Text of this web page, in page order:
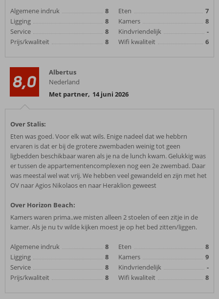
Algemene indruk
8
Ligging
8
Service
8
Prijs/kwaliteit
8
Eten
7
Kamers
8
Kindvriendelijk
-
Wifi kwaliteit
6
8,0
Albertus
Nederland
Met partner, 14 juni 2026
Over Stalis:
Eten was goed. Voor elk wat wils. Enige nadeel dat we hebbrn
ervaren is dat er bij de grotere zwembaden weinig tot geen
ligbedden beschikbaar waren als je na de lunch kwam. Gelukkig was
er tussen de appartementencomplexen nog een 2e zwembad. Daar
was meestal wel wat vrij. We hebben veel gewandeld en zijn met het
OV naar Agios Nikolaos en naar Heraklion geweest
Over Horizon Beach:
Kamers waren prima..we misten alleen 2 stoelen of een zitje in de
kamer. Als je nu tv wilde kijken moest je op het bed zitten/liggen.
Algemene indruk
8
Ligging
8
Service
8
Prijs/kwaliteit
8
Eten
8
Kamers
9
Kindvriendelijk
-
Wifi kwaliteit
8